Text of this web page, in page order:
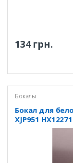
134 грн.
Бокалы
Бокал для
XJP951